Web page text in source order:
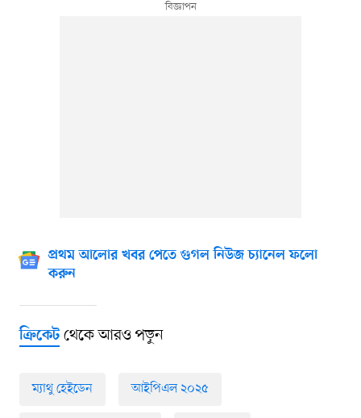
প্রথম আলোর খবর পেতে গুগল নিউজ চ্যানেল ফলো
করুন
ক্রিকেটথেকে আরও পড়ুন
ম্যাথু হেইডেন আইপিএল ২০২৫